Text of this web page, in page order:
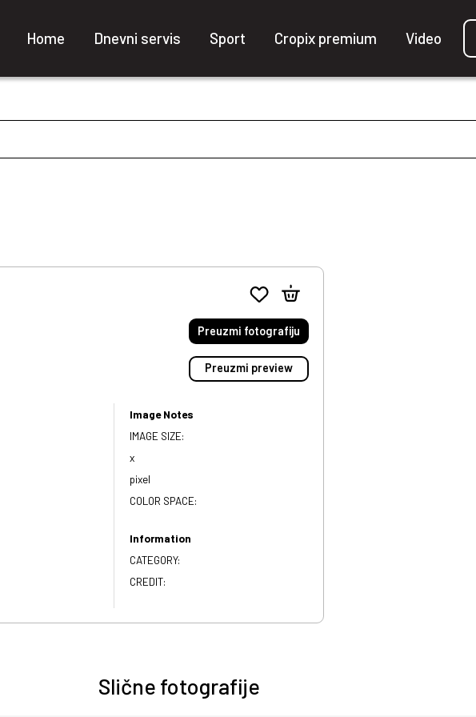
Home Dnevni servis Sport Cropix premium Video
Preuzmi fotografiju
Preuzmi preview
Image Notes
IMAGE SIZE:
x
pixel
COLOR SPACE:
Information
CATEGORY:
CREDIT:
Slične fotografije